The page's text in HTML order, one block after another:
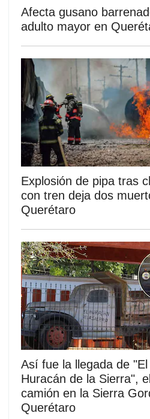
Afecta gusano
adulto mayor en
Explosión de pipa tras
con tren deja dos
Querétaro
Así fue la llegada de "El
Huracán de la Sierra",
camión en la Sierra
Querétaro